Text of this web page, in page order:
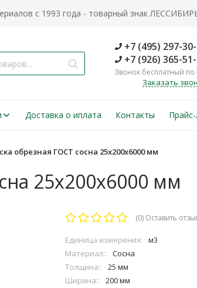
с 1993 года - товарный знак
+7 (495) 297-
+7 (926) 365-
Звонок бесплатный
Заказать
Доставка о иплата Контакты
обрезная ГОСТ сосна 25х200х6000 мм
25х200х6000 мм
(0) Оставить
Единица измерения:
м3
Материал::
Сосна
Толщина::
25 мм
Ширина::
200 мм